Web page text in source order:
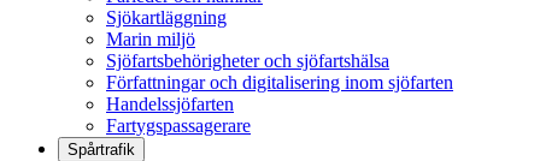
Sjökartläggning
Marin miljö
Sjöfartsbehörigheter och sjöfartshälsa
Författningar och digitalisering inom sjöfarten
Handelssjöfarten
Fartygspassagerare
Spårtrafik